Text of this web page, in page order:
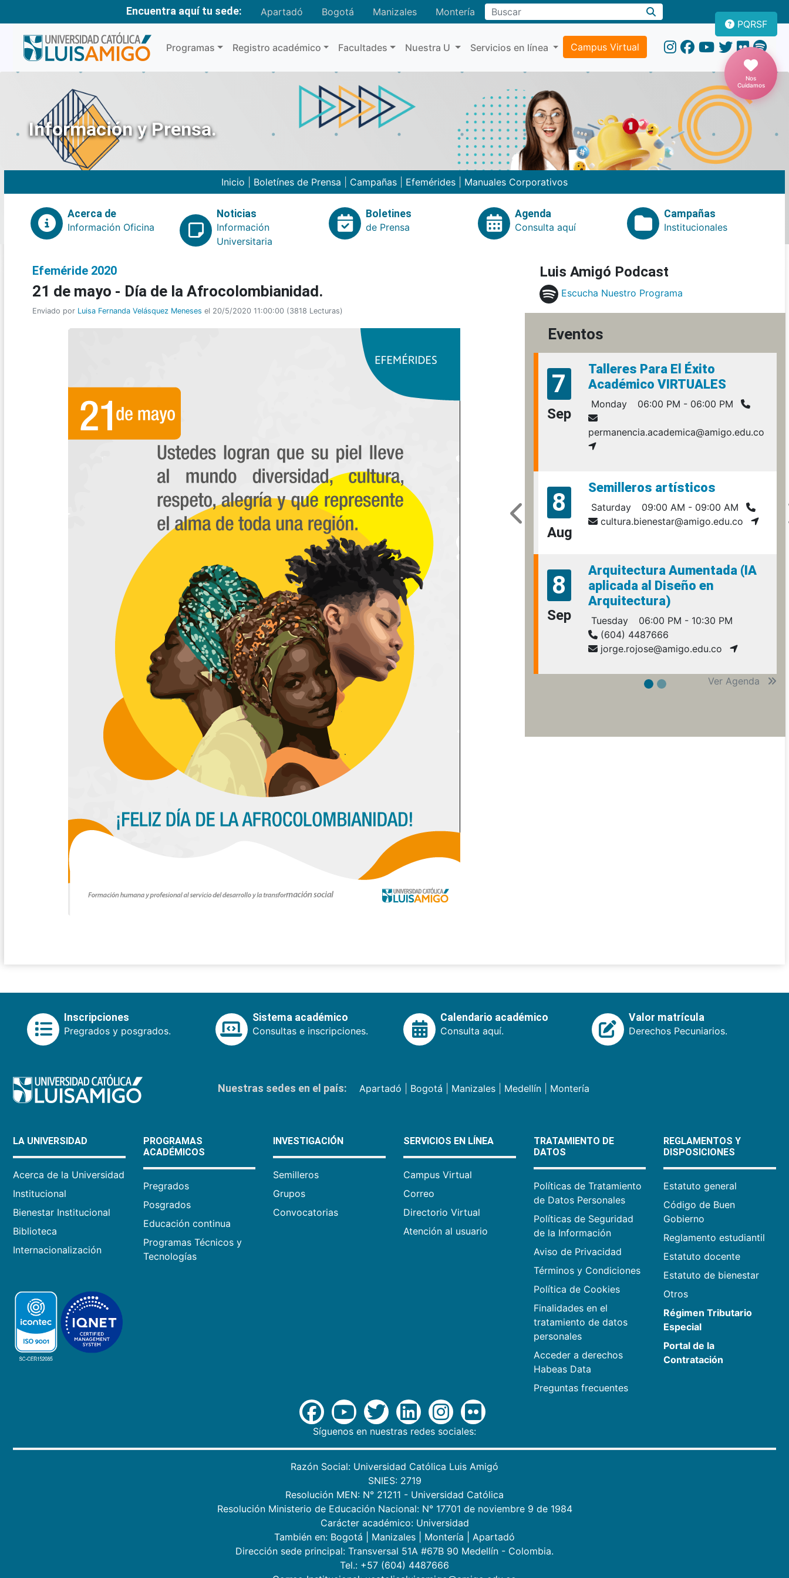
Encuentra aquí tu sede: Apartadó Bogotá Manizales MonteríaBuscar
Programas Registro académico Facultades Nuestra U Servicios en línea Campus Virtual
PQRSF
Nos
Cuidamos
Información y Prensa.
Inicio Boletínes de Prensa Campañas Efemérides Manuales Corporativos
Acerca de
Información Oficina
Noticias
Información
Universitaria
Boletines
de Prensa
Agenda
Consulta aquí
Campañas
Institucionales
Efeméride 2020
21 de mayo - Día de la Afrocolombianidad.
Enviado por Luisa Fernanda Velásquez Meneses el 20/5/2020 11:00:00 (3818 Lecturas)
Luis Amigó Podcast
Escucha Nuestro Programa
Eventos
7
Sep
Talleres Para El Éxito
Académico VIRTUALES
Monday 06:00 PM - 06:00 PM
permanencia.academica@amigo.edu.co
8
Aug
Semilleros artísticos
Saturday
09:00 AM - 09:00 AM
cultura.bienestar@amigo.edu.co
8
Sep
Arquitectura Aumentada (IA
aplicada al Diseño en
Arquitectura)
Tuesday
06:00 PM - 10:30 PM
(604) 4487666
jorge.rojose@amigo.edu.co
Ver Agenda
Inscripciones
Pregrados y posgrados.
Sistema académico
Consultas e inscripciones.
Calendario académico
Consulta aquí.
Valor matrícula
Derechos Pecuniarios.
Nuestras sedes en el país: Apartadó Bogotá Manizales| Medellín| Montería
LA UNIVERSIDAD
Acerca de la Universidad
Institucional
Bienestar Institucional
Biblioteca
Internacionalización
PROGRAMAS
ACADÉMICOS
Pregrados
Posgrados
Educación continua
Programas Técnicos y
Tecnologías
INVESTIGACIÓN
Semilleros
Grupos
Convocatorias
SERVICIOS EN LÍNEA
Campus Virtual
Correo
Directorio Virtual
Atención al usuario
TRATAMIENTO DE
DATOS
Políticas de Tratamiento
de Datos Personales
Políticas de Seguridad
de la Información
Aviso de Privacidad
Términos y Condiciones
Política de Cookies
Finalidades en el
tratamiento de datos
personales
Acceder a derechos
Habeas Data
Preguntas frecuentes
REGLAMENTOS Y
DISPOSICIONES
Estatuto general
Código de Buen
Gobierno
Reglamento estudiantil
Estatuto docente
Estatuto de bienestar
Otros
Régimen Tributario
Especial
Portal de la
Contratación
Síguenos en nuestras redes sociales:
Razón Social: Universidad Católica Luis Amigó
SNIES: 2719
Resolución MEN: N° 21211 - Universidad Católica
Resolución Ministerio de Educación Nacional: N° 17701 de noviembre 9 de 1984
Carácter académico: Universidad
También en: Bogotá Manizales Montería
Apartadó
Dirección sede principal: Transversal 51A #67B 90 Medellín - Colombia.
Tel.: +57 (604) 4487666